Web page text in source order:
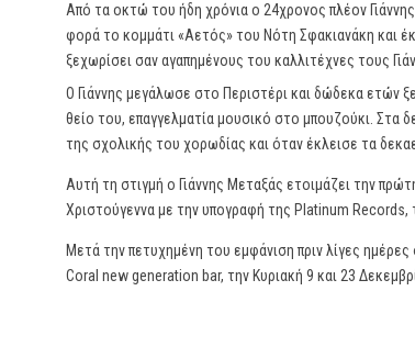
Από τα οκτώ του ήδη χρόνια ο 24χρονος πλέον
φορά το κομμάτι «Αετός» του Νότη Σφακιανάκη και
ξεχωρίσει σαν αγαπημένους του καλλιτέχνες τους
Ο Γιάννης μεγάλωσε στο Περιστέρι και δώδεκα ετών
θείο του, επαγγελματία μουσικό στο μπουζούκι. Στα
της σχολικής του χορωδίας και όταν έκλεισε τα
Αυτή τη στιγμή ο Γιάννης Μεταξάς ετοιμάζει την
Χριστούγεννα με την υπογραφή της Platinum Records,
Μετά την πετυχημένη του εμφάνιση πριν λίγες
Coral new generation bar, την Κυριακή 9 και 23